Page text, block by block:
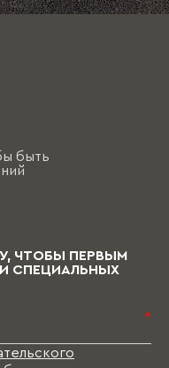
быть
ЧТОБЫ ПЕРВЫМ
СПЕЦИАЛЬНЫХ
*